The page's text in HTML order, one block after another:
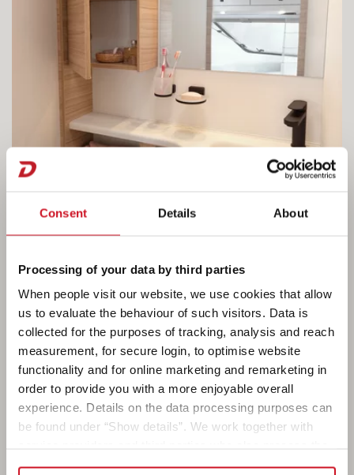
Consent Details About
Processing of your data by third parties
When people visit our website, we use cookies that allow
us to evaluate the behaviour of such visitors. Data is
collected for the purposes of tracking, analysis and reach
measurement, for secure login, to optimise website
functionality and for online marketing and remarketing in
order to provide you with a more enjoyable overall
experience. Details on the data processing purposes can
be found under “Show details”. We work together with
data for their own purposes and merge it with other data if
Kompakt bad med en forfriskende effekt
Perfekt til et forfriskende morgenboost! Alt er
samlet i det kompakte badeværelse! Og til
dem, der ikke er så vilde med det kolde vand: